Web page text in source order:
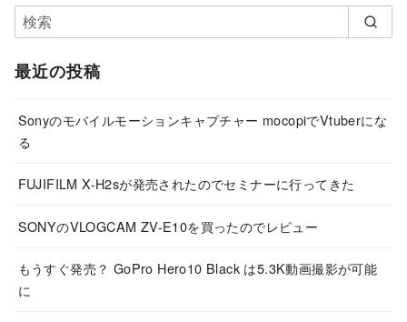
最近の投稿
Sonyのモバイルモーションキャプチャー mocopiでVtuberにな
る
FUJIFILM X-H2sが発売されたのでセミナーに行ってきた
SONYのVLOGCAM ZV-E10を買ったのでレビュー
もうすぐ発売？ GoPro Hero10 Black は5.3K動画撮影が可能
に